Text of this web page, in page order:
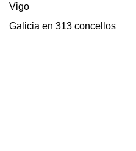
Vigo
Galicia en 313 concellos